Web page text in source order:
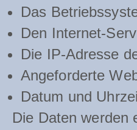
Das
Den Internet-
Die IP-Adresse
Angeforderte
Datum und
Die Daten werden